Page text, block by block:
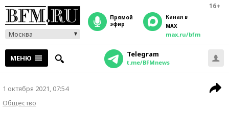
16+
Москва
прямой
эфир
Канал в
MAX
max.ru/bfm
МЕНЮ Telegram
t.me/BFMnews
1 октября 2021, 07:54
Общество